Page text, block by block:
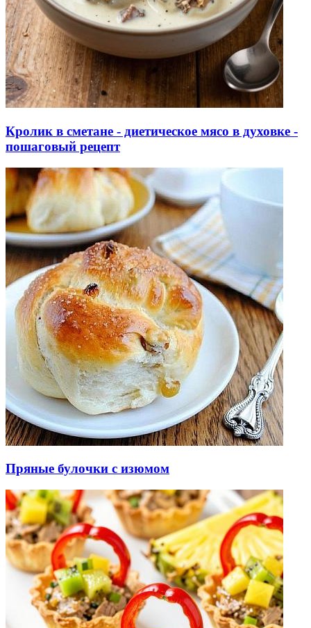
Кролик в сметане - диетическое мясо в духовке -
пошаговый рецепт
Пряные булочки с изюмом